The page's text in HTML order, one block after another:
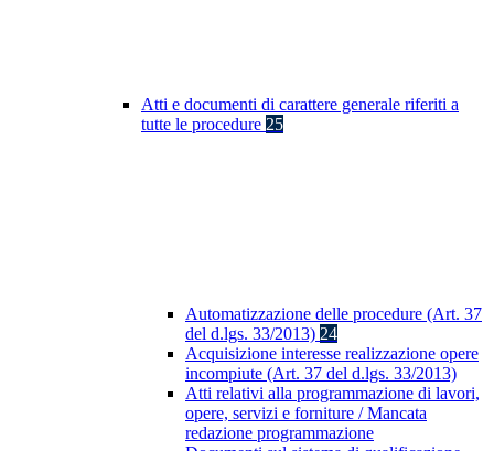
Atti e documenti di carattere generale riferiti a
tutte le procedure 25
Automatizzazione delle procedure (Art. 37
del d.lgs. 33/2013) 24
Acquisizione interesse realizzazione opere
incompiute (Art. 37 del d.lgs. 33/2013)
Atti relativi alla programmazione di lavori,
opere, servizi e forniture / Mancata
redazione programmazione